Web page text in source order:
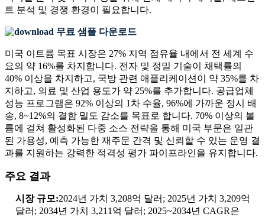
트 분석 및 경쟁 환경이 필요합니다.
무료 샘플 다운로드
미국 이트륨 목표 시장은 27% 지역 점유율 내에서 전 세계 수
요의 약 16%를 차지합니다. 전자 및 정밀 기술이 채택률의
40% 이상을 차지하고, 국방 관련 애플리케이션이 약 35%를 차
지하고, 의료 및 산업 용도가 약 25%를 추가합니다. 공급업체
성능 프로그램은 92% 이상의 1차 수율, 96%에 가까운 정시 배
송, 8~12%의 결함 밀도 감소를 목표로 합니다. 70% 이상의 볼
륨에 걸쳐 활성화된 다중 소스 전략을 통해 미국 부문은 일관
된 가용성, 예측 가능한 재주문 간격 및 신뢰할 수 있는 운영 결
과를 지원하는 강력한 적격성 평가 파이프라인을 유지합니다.
주요 결과
시장 규모:2024년 가치 3,208억 달러; 2025년 가치 3,209억
달러; 2034년 가치 3,211억 달러; 2025~2034년 CAGR은